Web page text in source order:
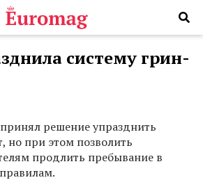
систему грин-
решение упразднить
но при этом позволить
продлить пребывание в